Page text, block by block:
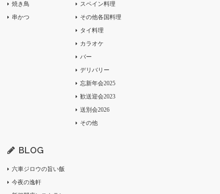
焼き鳥
串かつ
スペイン料理
その他各国料理
タイ料理
カラオケ
バー
デリバリー
忘新年会2025
歓送迎会2023
送別会2026
その他
BLOG
六車ジロウの旨い飯
今夜の逸軒